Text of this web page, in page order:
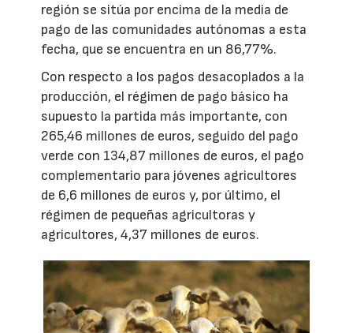
región se sitúa por encima de la media de
pago de las comunidades autónomas a esta
fecha, que se encuentra en un 86,77%.
Con respecto a los pagos desacoplados a la
producción, el régimen de pago básico ha
supuesto la partida más importante, con
265,46 millones de euros, seguido del pago
verde con 134,87 millones de euros, el pago
complementario para jóvenes agricultores
de 6,6 millones de euros y, por último, el
régimen de pequeñas agricultoras y
agricultores, 4,37 millones de euros.